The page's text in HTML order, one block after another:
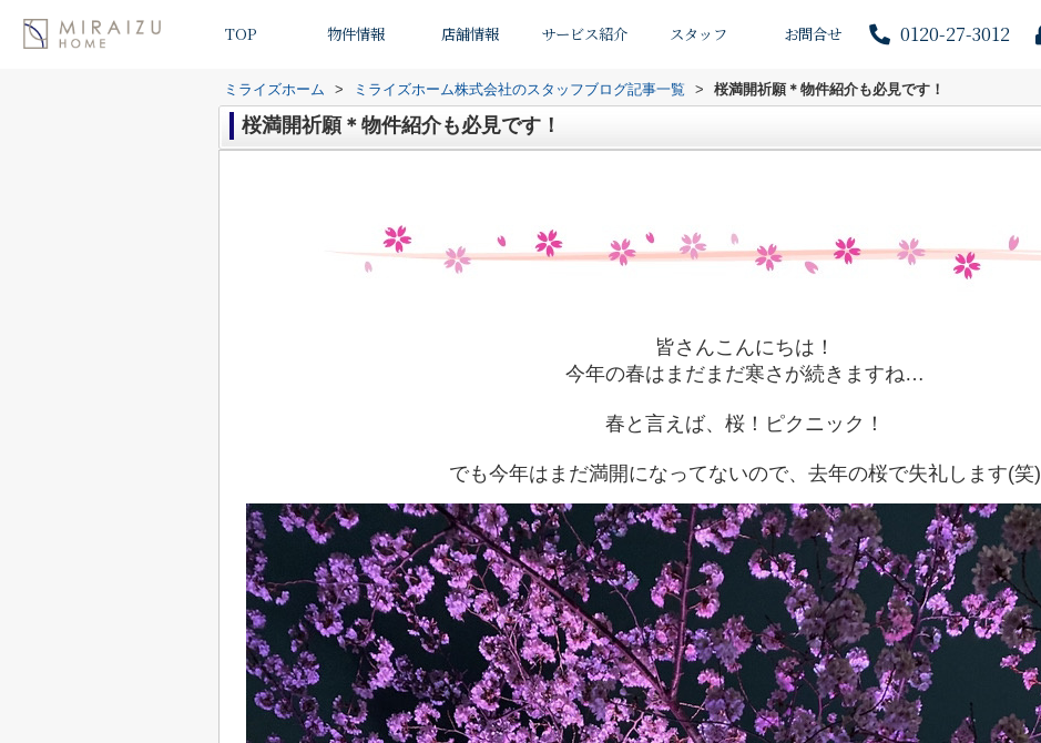
TOP 物件情報 店舗情報 サービス紹介 スタッフ お問合せ 0120-27-3012
ミライズホーム > ミライズホーム株式会社のスタッフブログ記事一覧 > 桜満開祈願＊物件紹介も必見です！
桜満開祈願＊物件紹介も必見です！
皆さんこんにちは！
今年の春はまだまだ寒さが続きますね…
春と言えば、桜！ピクニック！
でも今年はまだ満開になってないので、去年の桜で失礼します(笑)